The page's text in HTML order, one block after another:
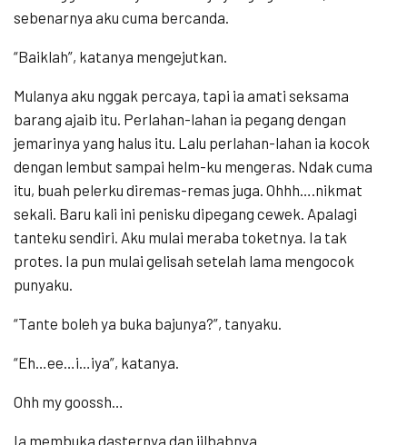
sebenarnya aku cuma bercanda.
“Baiklah”, katanya mengejutkan.
Mulanya aku nggak percaya, tapi ia amati seksama
barang ajaib itu. Perlahan-lahan ia pegang dengan
jemarinya yang halus itu. Lalu perlahan-lahan ia kocok
dengan lembut sampai helm-ku mengeras. Ndak cuma
itu, buah pelerku diremas-remas juga. Ohhh….nikmat
sekali. Baru kali ini penisku dipegang cewek. Apalagi
tanteku sendiri. Aku mulai meraba toketnya. Ia tak
protes. Ia pun mulai gelisah setelah lama mengocok
punyaku.
“Tante boleh ya buka bajunya?”, tanyaku.
“Eh…ee…i…iya”, katanya.
Ohh my goossh…
Ia membuka dasternya dan jilbabnya.